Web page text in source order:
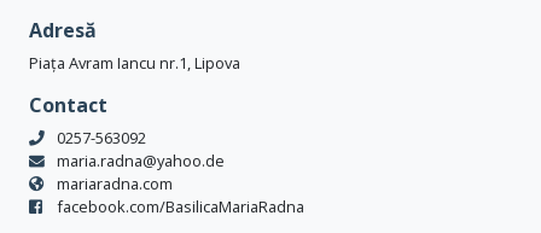
Adresă
Piața Avram Iancu nr.1, Lipova
Contact
0257-563092
maria.radna@yahoo.de
mariaradna.com
facebook.com/BasilicaMariaRadna